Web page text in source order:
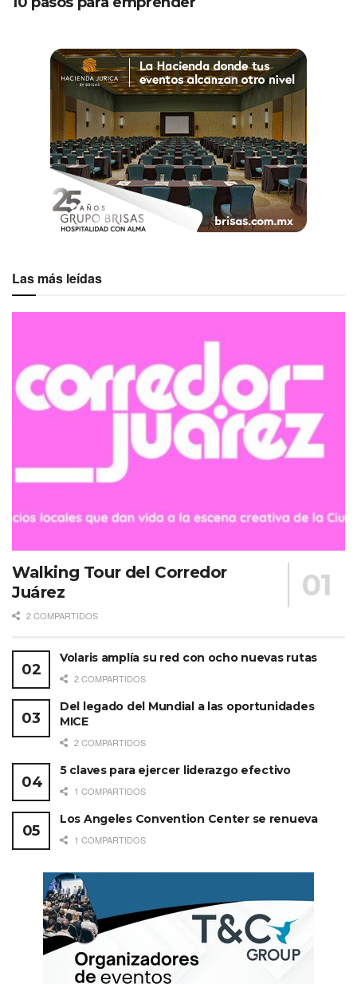
Las más leídas
Walking Tour del Corredor
Juárez
2 COMPARTIDOS
Volaris amplía su red con ocho nuevas rutas
2 COMPARTIDOS
Del legado del Mundial a las oportunidades
MICE
2 COMPARTIDOS
5 claves para ejercer liderazgo efectivo
1 COMPARTIDOS
Los Angeles Convention Center se renueva
1 COMPARTIDOS